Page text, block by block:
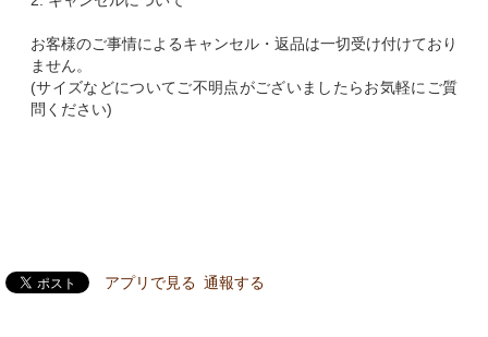
お客様のご事情によるキャンセル・返品は一切受け付けており
ません。
(サイズなどについてご不明点がございましたらお気軽にご質
問ください)
アプリで見る 通報する